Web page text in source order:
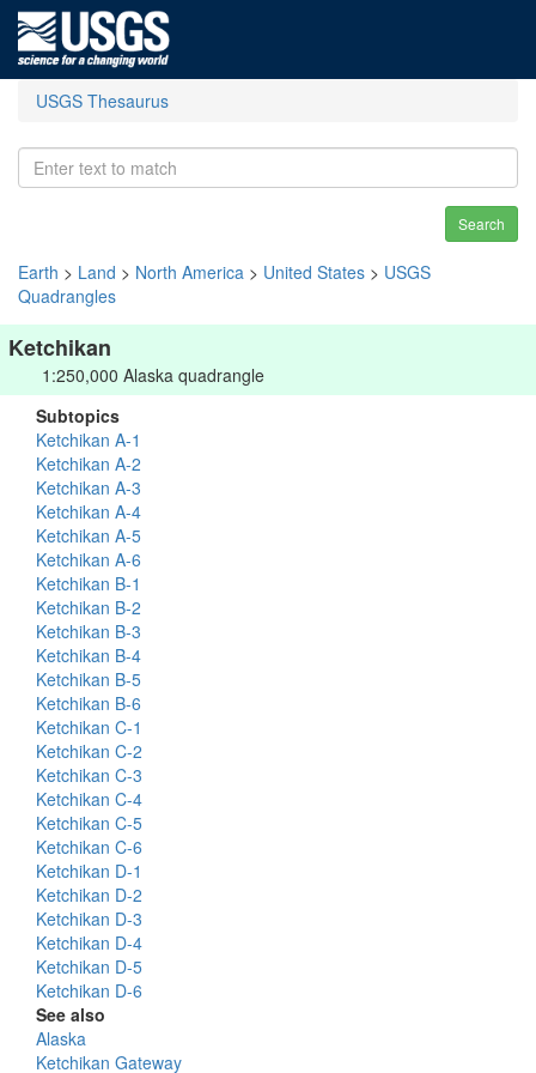
USGS Thesaurus
Search
Earth > Land > North America > United States > USGS
Quadrangles
Ketchikan
1:250,000 Alaska quadrangle
Subtopics
Ketchikan A-1
Ketchikan A-2
Ketchikan A-3
Ketchikan A-4
Ketchikan A-5
Ketchikan A-6
Ketchikan B-1
Ketchikan B-2
Ketchikan B-3
Ketchikan B-4
Ketchikan B-5
Ketchikan B-6
Ketchikan C-1
Ketchikan C-2
Ketchikan C-3
Ketchikan C-4
Ketchikan C-5
Ketchikan C-6
Ketchikan D-1
Ketchikan D-2
Ketchikan D-3
Ketchikan D-4
Ketchikan D-5
Ketchikan D-6
See also
Alaska
Ketchikan Gateway